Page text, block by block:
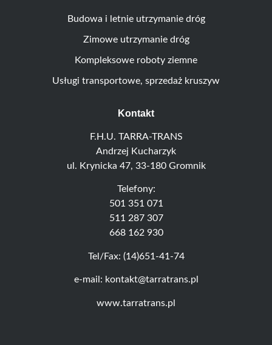
Budowa i letnie utrzymanie dróg
Zimowe utrzymanie dróg
Kompleksowe roboty ziemne
Usługi transportowe, sprzedaż kruszyw
Kontakt
F.H.U. TARRA-TRANS
Andrzej Kucharzyk
ul. Krynicka 47, 33-180 Gromnik
Telefony:
501 351 071
511 287 307
668 162 930
Tel/Fax: (14)651-41-74
e-mail: kontakt@tarratrans.pl
www.tarratrans.pl